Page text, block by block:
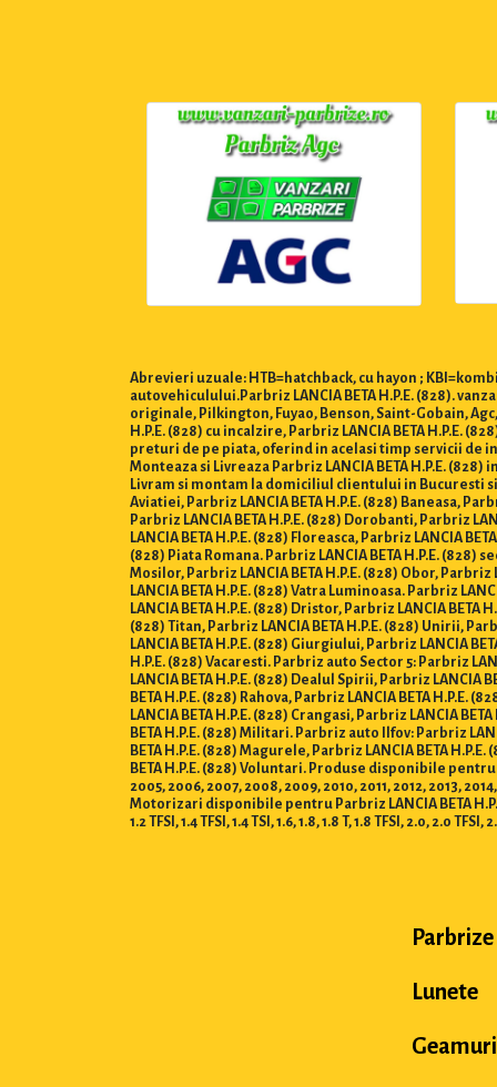
Abrevieri uzuale: HTB=hatchback, cu hayon ;
autovehiculului.Parbriz LANCIA BETA H.P.E. (828).
originale, Pilkington, Fuyao, Benson, Saint-Gobain, Agc,
H.P.E. (828) cu incalzire, Parbriz LANCIA BETA H.P.E.
preturi de pe piata, oferind in acelasi timp servicii de
Monteaza si Livreaza Parbriz LANCIA BETA H.P.E.
Livram si montam la domiciliul clientului in Bucuresti si
Aviatiei, Parbriz LANCIA BETA H.P.E. (828) Baneasa,
Parbriz LANCIA BETA H.P.E. (828) Dorobanti, Parbriz
LANCIA BETA H.P.E. (828) Floreasca, Parbriz LANCIA
(828) Piata Romana. Parbriz LANCIA BETA H.P.E. (828)
Mosilor, Parbriz LANCIA BETA H.P.E. (828) Obor, Parbriz
LANCIA BETA H.P.E. (828) Vatra Luminoasa. Parbriz
LANCIA BETA H.P.E. (828) Dristor, Parbriz LANCIA BETA
(828) Titan, Parbriz LANCIA BETA H.P.E. (828) Unirii,
LANCIA BETA H.P.E. (828) Giurgiului, Parbriz LANCIA
H.P.E. (828) Vacaresti. Parbriz auto Sector 5: Parbriz
LANCIA BETA H.P.E. (828) Dealul Spirii, Parbriz LANCIA
BETA H.P.E. (828) Rahova, Parbriz LANCIA BETA
LANCIA BETA H.P.E. (828) Crangasi, Parbriz LANCIA
BETA H.P.E. (828) Militari. Parbriz auto Ilfov: Parbriz
BETA H.P.E. (828) Magurele, Parbriz LANCIA BETA
BETA H.P.E. (828) Voluntari. Produse disponibile pentru
2005, 2006, 2007, 2008, 2009, 2010, 2011, 2012, 2013,
Motorizari disponibile pentru Parbriz LANCIA BETA H.P.E.
1.2 TFSI, 1.4 TFSI, 1.4 TSI, 1.6, 1.8, 1.8 T, 1.8 TFSI, 2.0, 2.0
Parbrize
Lunete
Geamuri